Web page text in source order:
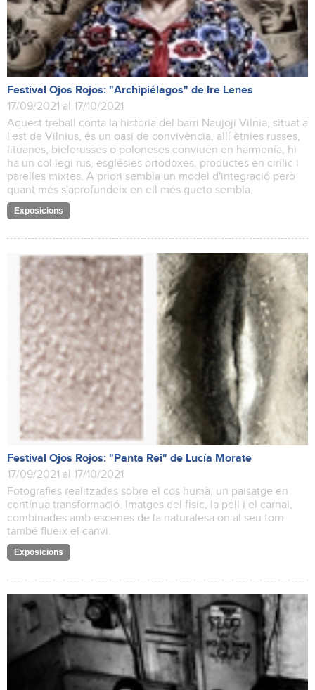
Festival Ojos Rojos: "Archipiélagos" de Ire Lenes
17/09/2021 al 17/10/2021
Aquest treball conta la història del barri Naujoji Vilnia, situat a
l'est de Vilnius, és un oasi de convivència, allí ètnies russes,
lituanes, bielorusses o poloneses conviuen en harmonía, hi
ha un col·legi rus, esglésies ortodoxes, productes en cirílic i
parelles mixtes. A priori sembla un model d'integració però
quant més s'aprofundeix en ell més gueto sembla.
Exposicions
Festival Ojos Rojos: "Panta Rei" de Lucía Morate
17/09/2021 al 17/10/2021
Fotografies realitzades sobre el cos humà, un paisatge en
contínua transformació. Imatges del físic, la pell i el carnal,
combinades amb escenes de la naturalesa on al seu torn
també flueix el canvi.
Exposicions